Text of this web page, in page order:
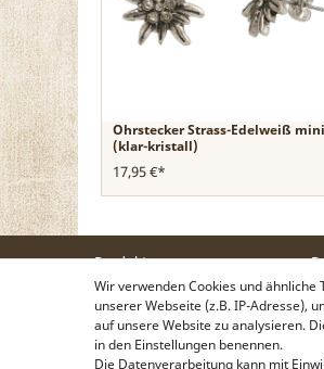
Ohrstecker Strass-Edelweiß mini
(klar-kristall)
17,95 €*
Produkte
Trachtentaschen
Trachtenschmuck
Trachtenhüte & Kopfschmuck
Trachtentücher &
Trachtenschals
Wir verwenden Cookies und
unserer Webseite (z.B. IP-Adresse),
auf unsere Website zu analysieren.
in den Einstellungen benennen.
Die Datenverarbeitung kann mit